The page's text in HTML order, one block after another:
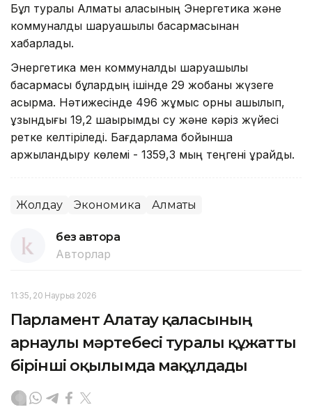
Бұл туралы Алматы қаласының Энергетика және
коммуналдық шаруашылық басқармасынан
хабарлады.
Энергетика мен коммуналды шаруашылық
басқармасы бұлардың ішінде 29 жобаны жүзеге
асырмақ. Нәтижесінде 496 жұмыс орны ашылып,
ұзындығы 19,2 шақырымдық су және кәріз жүйесі
ретке келтіріледі. Бағдарлама бойынша
қаржыландыру көлемі - 1359,3 мың теңгені құрайды.
Жолдау Экономика Алматы
без автора
Авторлар
11:35, 20 Наурыз 2026
Парламент Алатау қаласының
арнаулы мәртебесі туралы құжатты
бірінші оқылымда мақұлдады